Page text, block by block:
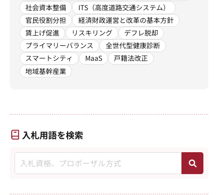
社会資本整備
ITS（高度道路交通システム）
官民役割分担
経済財政運営と改革の基本方針
賃上げ促進
リスキリング
デフレ脱却
プライマリーバランス
全世代型健康診断
スマートシティ
MaaS
戸籍法改正
地域基幹産業
入札用語を検索